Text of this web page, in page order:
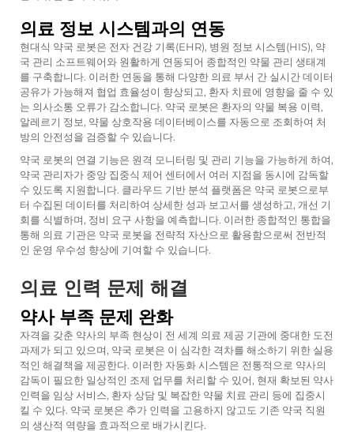
의료 정보 시스템과의 연동
현대식 약국 로봇은 전자 건강 기록(EHR), 병원 정보 시스템(HIS), 약
국 관리 소프트웨어와 원활하게 연동되어 종합적인 약물 관리 생태계
를 구축합니다. 이러한 연동을 통해 다양한 의료 부서 간 실시간 데이터
공유가 가능해져 협업 효율성이 향상되고, 환자 치료에 영향을 줄 수 있
는 의사소통 오류가 감소합니다. 약국 로봇은 환자의 약물 복용 이력,
알레르기 정보, 약물 상호작용 데이터베이스를 자동으로 조회하여 처
방의 안전성을 검증할 수 있습니다.
약국 로봇의 연결 기능은 원격 모니터링 및 관리 기능을 가능하게 하여,
약국 관리자가 중앙 집중식 제어 센터에서 여러 지점을 동시에 감독할
수 있도록 지원합니다. 클라우드 기반 분석 플랫폼은 약국 로봇으로부
터 수집된 데이터를 처리하여 상세한 성과 보고서를 생성하고, 개선 기
회를 식별하며, 정비 요구 사항을 예측합니다. 이러한 종합적인 통합을
통해 의료 기관은 약국 로봇을 전략적 자산으로 활용함으로써 전반적
인 운영 우수성 향상에 기여할 수 있습니다.
의료 인력 문제 해결
약사 부족 문제 완화
자격을 갖춘 약사의 부족 현상이 전 세계 의료 제공 기관에 중대한 도전
과제가 되고 있으며, 약국 로봇은 이 심각한 격차를 해소하기 위한 실용
적인 해결책을 제공한다. 이러한 자동화 시스템은 전통적으로 약사의
감독이 필요한 일상적인 조제 업무를 처리할 수 있어, 현재 확보된 약사
인력을 임상 서비스, 환자 상담 및 복잡한 약물 치료 관리 등에 집중시
킬 수 있다. 약국 로봇은 추가 인력을 고용하지 않고도 기존 약국 직원
의 생산적 역량을 효과적으로 배가시킨다.